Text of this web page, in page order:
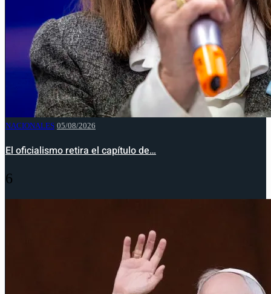
NACIONALES 05/08/2026
El oficialismo retira el capítulo de…
6